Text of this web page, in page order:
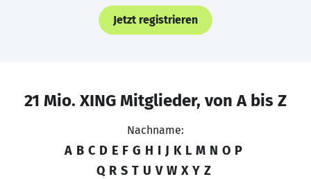
Jetzt registrieren
21 Mio. XING Mitglieder, von A bis Z
Nachname:
A B C D E F G H I J K L M N O P
Q R S T U V W X Y Z